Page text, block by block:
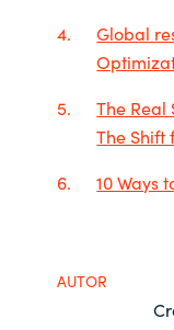
Global
The Real
The Shift
10 Ways
AUTOR